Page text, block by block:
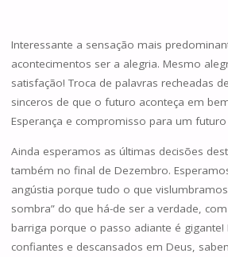
Interessante a sensação mais
acontecimentos ser a alegria. Mesmo
satisfação! Troca de palavras recheadas
sinceros de que o futuro aconteça em
Esperança e compromisso para um
Ainda esperamos as últimas decisões
também no final de Dezembro.
angústia porque tudo o que
sombra” do que há-de ser a verdade,
barriga porque o passo adiante é
confiantes e descansados em Deus,